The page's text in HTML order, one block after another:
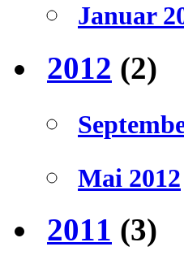
Januar
2012 (2)
Mai 2012
2011 (3)